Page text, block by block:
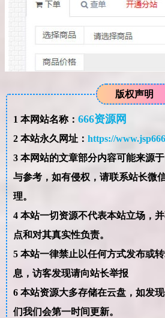
版权声明
1 本网站名称： 666资源网
2本站永久网址： https://
3本网站的文章部分内容可能来源
与参考，如有侵权，请联系站长微信：
理。
4本站一切资源不代表本站立场，
点和对其真实性负责。
5本站一律禁止以任何方式发布或
息，访客发现请向站长举报
6本站资源大多存储在云盘，如发
们我们会第一时间更新。